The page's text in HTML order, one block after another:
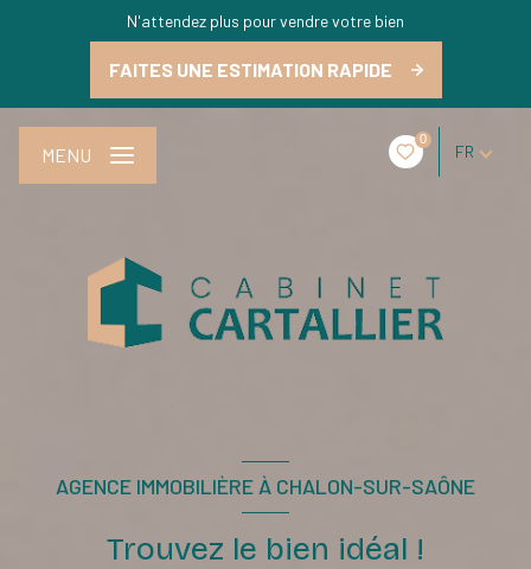
N'attendez plus pour vendre votre bien
FAITES UNE ESTIMATION RAPIDE
0
FR
MENU
AGENCE IMMOBILIÈRE À CHALON-SUR-SAÔNE
Trouvez le bien idéal !